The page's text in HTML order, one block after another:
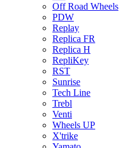
Off Road Wheels
PDW
Replay
Replica FR
Replica H
RepliKey
RST
Sunrise
Tech Line
Trebl
Venti
Wheels UP
X'trike